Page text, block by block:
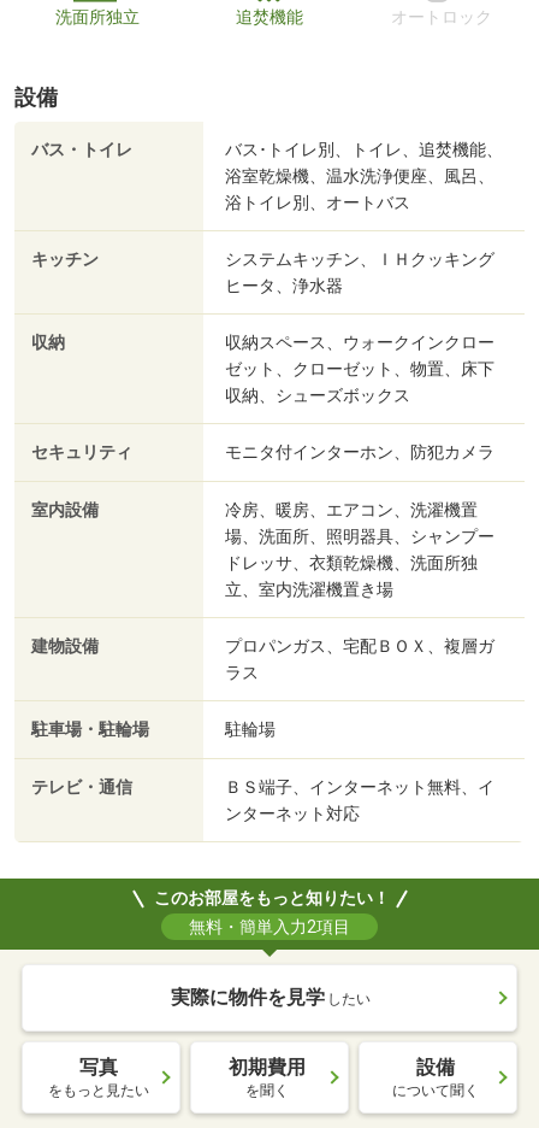
洗面所独立 追焚機能 オートロック
設備
バス・トイレ
バス･トイレ別、トイレ、追焚機能、
浴室乾燥機、温水洗浄便座、風呂、
浴トイレ別、オートバス
キッチン
システムキッチン、ＩＨクッキング
ヒータ、浄水器
収納
収納スペース、ウォークインクロー
ゼット、クローゼット、物置、床下
収納、シューズボックス
セキュリティ モニタ付インターホン、防犯カメラ
室内設備
冷房、暖房、エアコン、洗濯機置
場、洗面所、照明器具、シャンプー
ドレッサ、衣類乾燥機、洗面所独
立、室内洗濯機置き場
建物設備
プロパンガス、宅配ＢＯＸ、複層ガ
ラス
駐車場・駐輪場 駐輪場
テレビ・通信
ＢＳ端子、インターネット無料、イ
ンターネット対応
このお部屋をもっと知りたい！
無料・簡単入力2項目
実際に物件を見学 したい
写真
をもっと見たい
初期費用
を聞く
設備
について聞く